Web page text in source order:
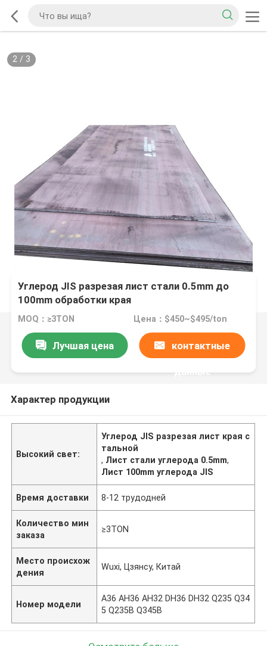
2/ 3
Углерод JIS разрезая лист стали 0.5mm до
100mm обработки края
MOQ：≥3TON Цена：$450~$495/ton
Лучшая цена контактные
данные
Характер продукции
Высокий свет:
Углерод JIS разрезая лист края с
тальной
, Лист стали углерода 0.5mm,
Лист 100mm углерода JIS
Время доставки 8-12 трудодней
Количество мин
заказа
≥3TON
Место происхож
дения
Wuxi, Цзянсу, Китай
Номер модели
A36 AH36 AH32 DH36 DH32 Q235 Q34
5 Q235B Q345B